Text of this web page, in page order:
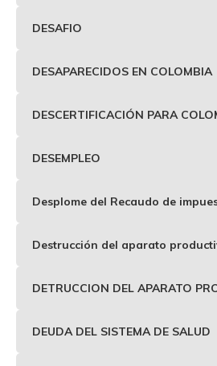
DESAFIO
DESAPARECIDOS EN COLOMBIA
DESCERTIFICACIÓN PARA
DESEMPLEO
Desplome del Recaudo de
Destrucción del aparato
DETRUCCION DEL APARATO
DEUDA DEL SISTEMA DE SALUD